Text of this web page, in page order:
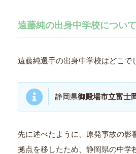
遠藤純の出身中学校について
遠藤純選手の出身中学校はどこで
静岡県御殿場市立富士
先に述べたように、原発事故の影
拠点を移したため、静岡県の中学